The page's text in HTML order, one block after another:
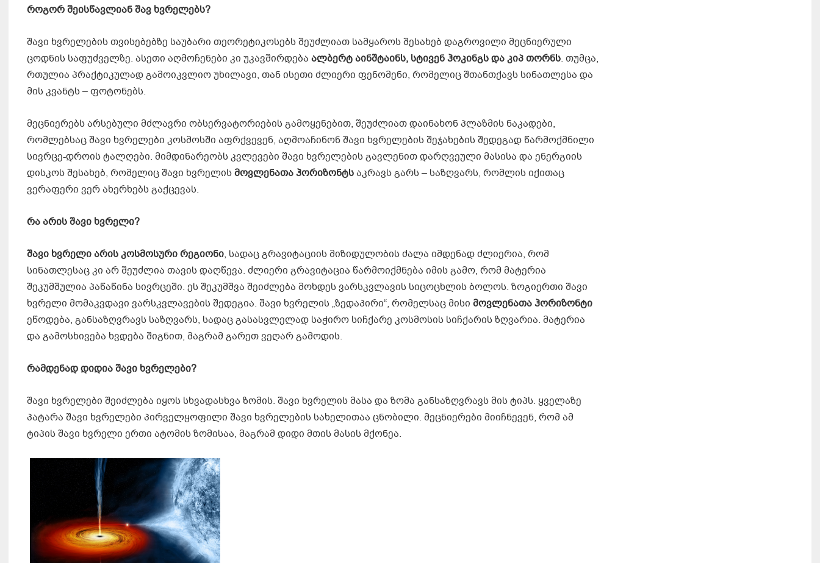
როგორშეისწავლიანშავ ხვრელებს?
შავი ხვრელების თვისებებზე საუბარი თეორეტიკოსებს შეუძლიათ სამყაროს შესახებ დაგროვილი მეცნიერული
ცოდნის საფუძველზე. ასეთი აღმოჩენები კი უკავშირდება ალბერტაინშტაინს, სტივენჰოკინგსდაკიპთორნს. თუმცა,
რთულია პრაქტიკულად გამოიკვლიო უხილავი, თან ისეთი ძლიერი ფენომენი, რომელიც შთანთქავს სინათლესა და
მის კვანტს – ფოტონებს.
მეცნიერებს არსებული მძლავრი ობსერვატორიების გამოყენებით, შეუძლიათ დაინახონ პლაზმის ნაკადები,
რომლებსაც შავი ხვრელები კოსმოსში აფრქვევენ, აღმოაჩინონ შავი ხვრელების შეჯახების შედეგად წარმოქმნილი
სივრცე-დროის ტალღები. მიმდინარეობს კვლევები შავი ხვრელების გავლენით დარღვეული მასისა და ენერგიის
დისკოს შესახებ, რომელიც შავი ხვრელისმოვლენათაჰორიზონტსაკრავს გარს – საზღვარს, რომლის იქითაც
ვერაფერი ვერ ახერხებს გაქცევას.
რაარისშავი ხვრელი?
შავი ხვრელიარისკოსმოსურირეგიონი, სადაც გრავიტაციის მიზიდულობის ძალა იმდენად ძლიერია, რომ
სინათლესაც კი არ შეუძლია თავის დაღწევა. ძლიერი გრავიტაცია წარმოიქმნება იმის გამო, რომ მატერია
შეკუმშულია პაწაწინა სივრცეში. ეს შეკუმშვა შეიძლება მოხდეს ვარსკვლავის სიცოცხლის ბოლოს. ზოგიერთი შავი
ხვრელი მომაკვდავი ვარსკვლავების შედეგია. შავი ხვრელის „ზედაპირი“, რომელსაც მისი მოვლენათაჰორიზონტი
ეწოდება, განსაზღვრავს საზღვარს, სადაც გასასვლელად საჭირო სიჩქარე კოსმოსის სიჩქარის ზღვარია. მატერია
და გამოსხივება ხვდება შიგნით, მაგრამ გარეთ ვეღარ გამოდის.
რამდენადდიდიაშავი ხვრელები?
შავი ხვრელები შეიძლება იყოს სხვადასხვა ზომის. შავი ხვრელის მასა და ზომა განსაზღვრავს მის ტიპს. ყველაზე
პატარა შავი ხვრელები პირველყოფილი შავი ხვრელების სახელითაა ცნობილი. მეცნიერები მიიჩნევენ, რომ ამ
ტიპის შავი ხვრელი ერთი ატომის ზომისაა, მაგრამ დიდი მთის მასის მქონეა.